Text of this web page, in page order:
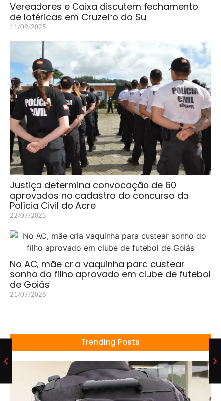
Vereadores e Caixa discutem fechamento
de lotéricas em Cruzeiro do Sul
11/09/2025
Justiça determina convocação de 60
aprovados no cadastro do concurso da
Polícia Civil do Acre
22/07/2025
No AC, mãe cria vaquinha para custear
sonho do filho aprovado em clube de futebol
de Goiás
21/07/2026
Trending Posts